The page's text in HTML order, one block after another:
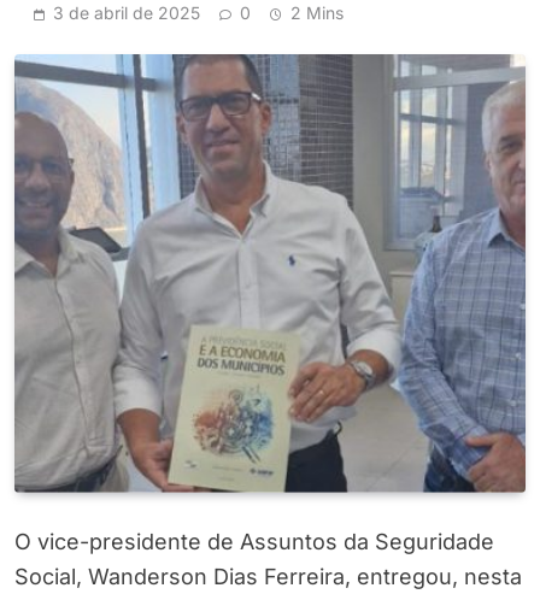
3 de abril de 2025 0 2 Mins
O vice-presidente de Assuntos da Seguridade
Social, Wanderson Dias Ferreira, entregou, nesta